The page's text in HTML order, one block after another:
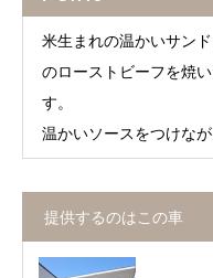
米生まれの温かいサン
のローストビーフを焼
す。
温かいソースをつけな
提供するのはこの車